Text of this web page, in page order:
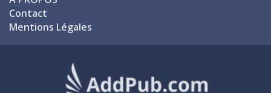
Contact
Mentions Légales